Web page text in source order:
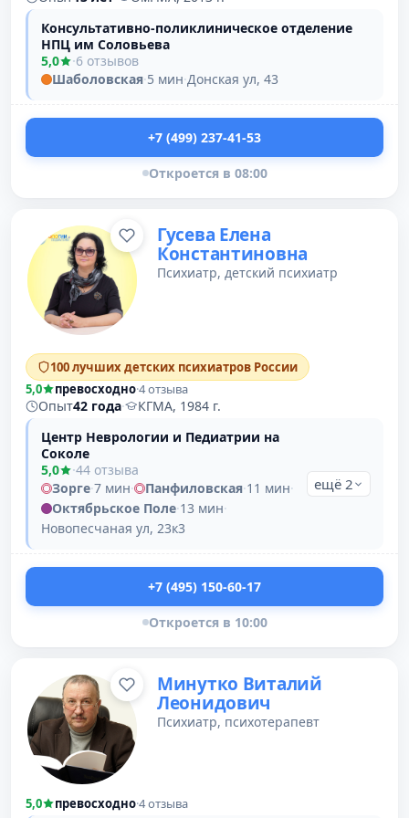
Консультативно-поликлиническое отделение
НПЦ им Соловьева
5,0
·6 отзывов
Шаболовская·5 мин·Донская ул, 43
+7 (499) 237-41-53
Откроется в 08:00
Гусева Елена
Константиновна
Психиатр, детский психиатр
100 лучших детских психиатров России
5,0
превосходно·4 отзыва
Опыт42 года·
КГМА, 1984 г.
Центр Неврологии и Педиатрии на
Соколе
5,0
·44 отзыва
Зорге·7 мин· Панфиловская·11 мин·
Октябрьское Поле·13 мин·
Новопесчаная ул, 23к3
ещё 2
+7 (495) 150-60-17
Откроется в 10:00
Минутко Виталий
Леонидович
Психиатр, психотерапевт
5,0 превосходно·4 отзыва